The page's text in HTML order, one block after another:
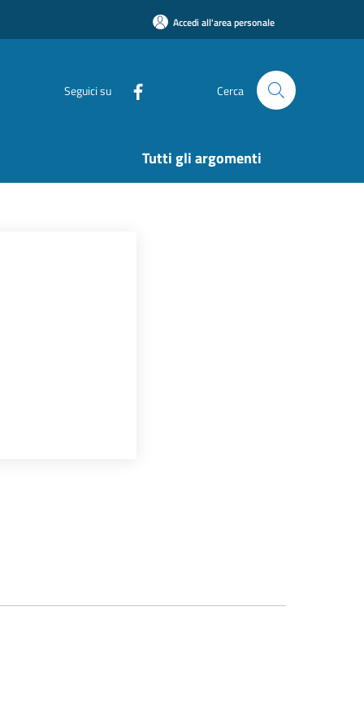
Accedi all'area personale
Seguici su Cerca
Tutti gli argomenti